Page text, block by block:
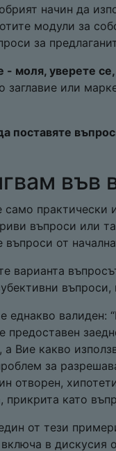
начин да
модули за
за
- моля, уверете
заглавие или
поставяте
във
само
въпроси или
въпроси от
варианта
въпроси,
еднакво валиден:
предоставен
а Вие какво
за
отворен,
прикрита като
от тези
в дискусия